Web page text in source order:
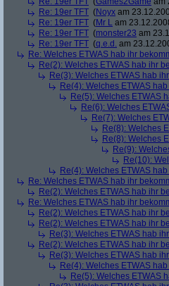
Re: 19er TFT (Noyx am
Re: 19er TFT (Mr L am
Re: 19er TFT (monster23 am
Re: 19er TFT (q.e.d. am
Re: Welches ETWAS hab ihr
Re(2): Welches ETWAS hab ihr
Re(3): Welches ETWAS hab
Re(4): Welches ETWAS
Re(5): Welches ETWAS
Re(6): Welches
Re(7): Welches
Re(8): Welches
Re(8): Welches
Re(9):
Re(10):
Re(4): Welches ETWAS
Re: Welches ETWAS hab ihr
Re(2): Welches ETWAS hab ihr
Re: Welches ETWAS hab ihr
Re(2): Welches ETWAS hab ihr
Re(2): Welches ETWAS hab ihr
Re(3): Welches ETWAS hab
Re(2): Welches ETWAS hab ihr
Re(3): Welches ETWAS hab
Re(4): Welches ETWAS
Re(5): Welches ETWAS